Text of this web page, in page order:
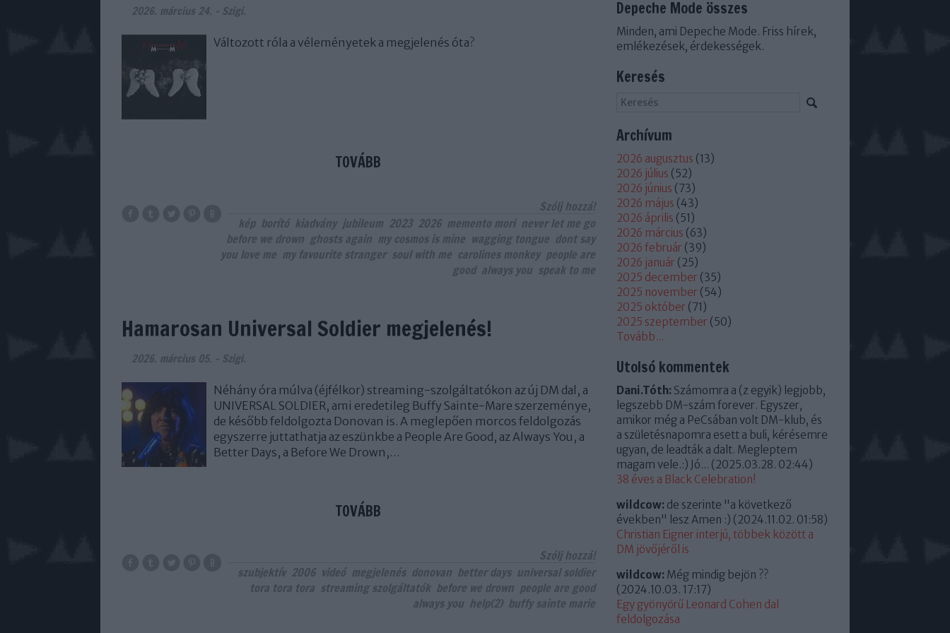
2026. március 24. - Szigi.
Változott róla a véleményetek a megjelenés óta?
TOVÁBB
Szólj hozzá!
kép borító kiadvány jubileum 2023 2026 memento mori never let me go
before we drown ghosts again my cosmos is mine wagging tongue dont say
you love me my favourite stranger soul with me carolines monkey people are
good always you speak to me
Hamarosan Universal Soldier megjelenés!
2026. március 05. - Szigi.
Néhány óra múlva (éjfélkor) streaming-szolgáltatókon az új DM dal, a
UNIVERSAL SOLDIER, ami eredetileg Buffy Sainte-Mare szerzeménye,
de később feldolgozta Donovan is. A meglepően morcos feldolgozás
egyszerre juttathatja az eszünkbe a People Are Good, az Always You, a
Better Days, a Before We Drown,…
TOVÁBB
Szólj hozzá!
szubjektív 2006 videó megjelenés donovan better days universal soldier
tora tora tora streaming szolgáltatók before we drown people are good
always you help(2) buffy sainte marie
Depeche Mode összes
Minden, ami Depeche Mode. Friss hírek,
emlékezések, érdekességek.
Keresés
Archívum
2026 augusztus (13)
2026 július (52)
2026 június (73)
2026 május (43)
2026 április (51)
2026 március (63)
2026 február (39)
2026 január (25)
2025 december (35)
2025 november (54)
2025 október (71)
2025 szeptember (50)
Tovább...
Utolsó kommentek
Dani.Tóth: Számomra a (z egyik) legjobb,
legszebb DM-szám forever. Egyszer,
amikor még a PeCsában volt DM-klub, és
a születésnapomra esett a buli, kérésemre
ugyan, de leadták a dalt. Megleptem
magam vele.:) Jó... (2025.03.28. 02:44)
38 éves a Black Celebration!
wildcow: de szerinte "a következő
években" lesz Amen :) (2024.11.02. 01:58)
Christian Eigner interjú, többek között a
DM jövőjéről is
wildcow: Még mindig bejön ??
(2024.10.03. 17:17)
Egy gyönyörű Leonard Cohen dal
feldolgozása